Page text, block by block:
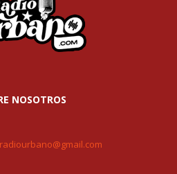
NOSOTROS
radiourbano@gmail.com